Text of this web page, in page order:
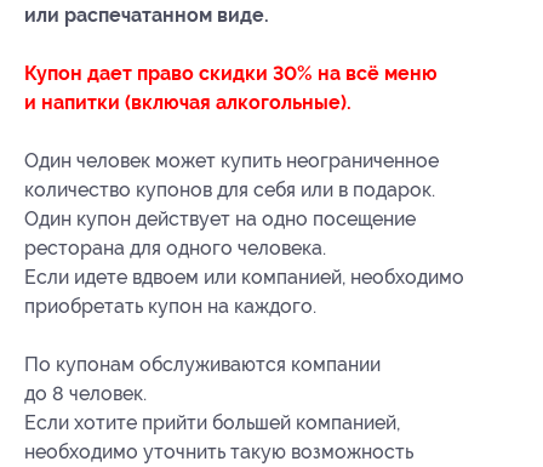
или распечатанном виде.
Купон дает право скидки 30% на всё меню
и напитки (включая алкогольные).
Один человек может купить неограниченное
количество купонов для себя или в подарок.
Один купон действует на одно посещение
ресторана для одного человека.
Если идете вдвоем или компанией, необходимо
приобретать купон на каждого.
По купонам обслуживаются компании
до 8 человек.
Если хотите прийти большей компанией,
необходимо уточнить такую возможность